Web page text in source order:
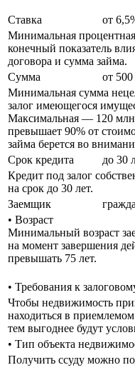
Ставка
от
Минимальная
конечный показатель
договора и сумма займа.
Сумма
от
Минимальная сумма
залог имеющегося
Максимальная — 120
превышает 90% от
займа берется во
Срок кредита
до 30
Кредит под залог
на срок до 30 лет.
Заемщик
• Возраст
Минимальный возраст
на момент завершения
превышать 75 лет.
• Требования к
Чтобы недвижимость
находиться в
тем выгоднее будут
• Тип объекта
Получить ссуду можно